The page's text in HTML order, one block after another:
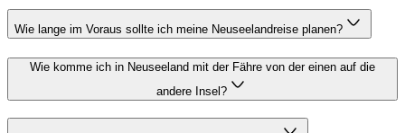
Wie lange im Voraus sollte ich meine Neuseelandreise planen?
Wie komme ich in Neuseeland mit der Fähre von der einen auf die
andere Insel?